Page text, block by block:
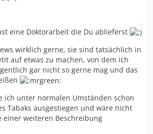
eine Doktorarbeit die Du ablieferst
wirklich gerne, sie sind tatsächlich in
auf etwas zu machen, von dem ich
gar nicht so gerne mag und das
ich unter normalen Umständen schon
Tabaks ausgestiegen und wäre nicht
einer weiteren Beschreibung